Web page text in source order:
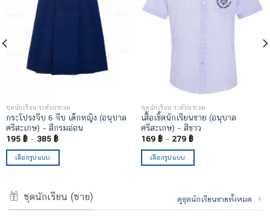
ชุดนักเรียน ระดับประถม
กระโปรงจีบ 6 จีบ เด็กหญิง (อนุบาล
ศรีสะเกษ) – สีกรมอ่อน
195 ฿– 385 ฿
เลือกรูปแบบ
ชุดนักเรียน ระดับประถม
เสื้อเชิ้ตนักเรียนชาย (อนุบาล
ศรีสะเกษ) – สีขาว
169 ฿– 279 ฿
เลือกรูปแบบ
ชุดนักเรียน (ชาย) ดูชุดนักเรียนชายทั้งหมด